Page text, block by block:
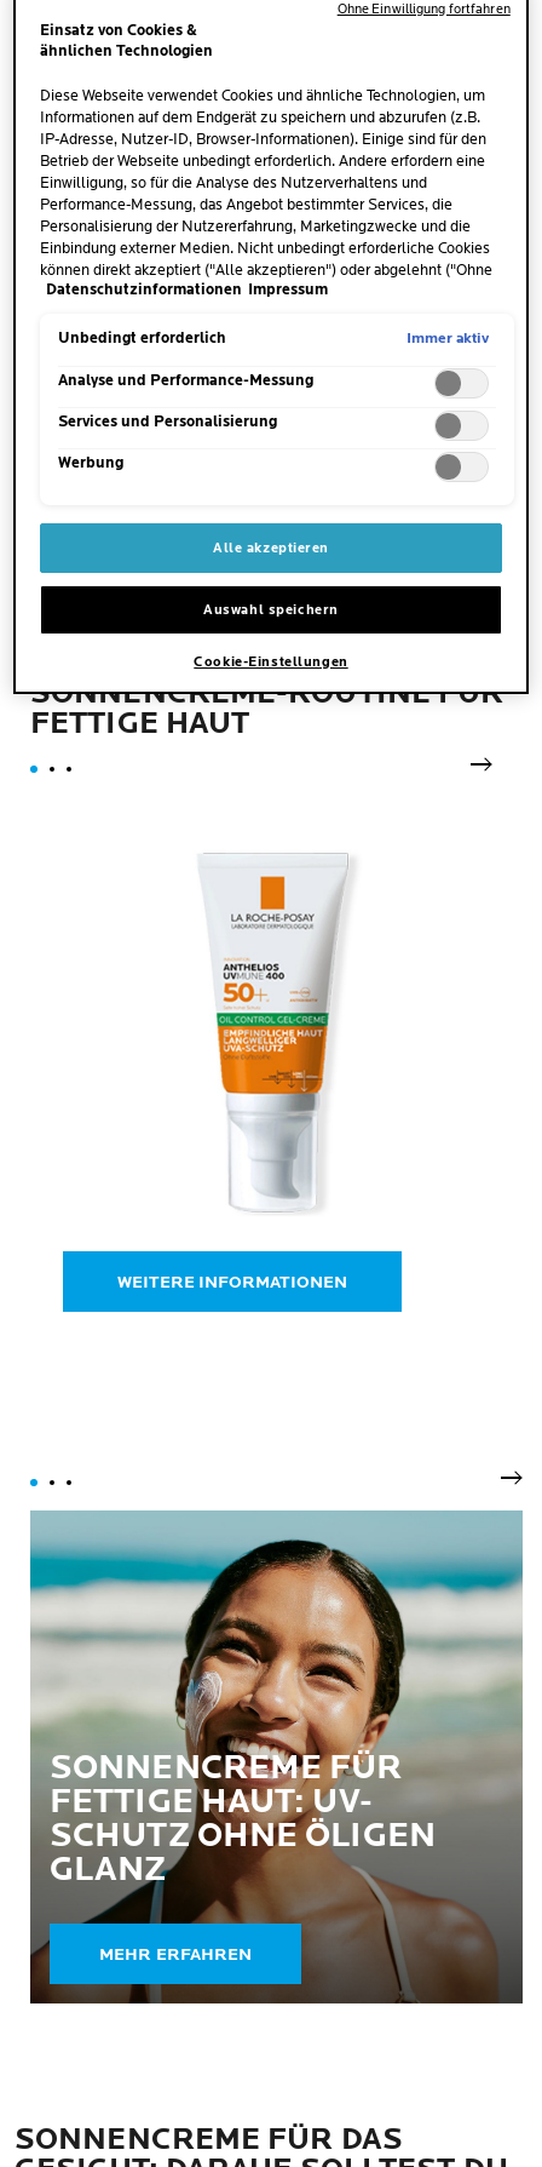
ANTHELIOS
DERMO-PEDIATRICS WET
von
Sternen.
Bewertungen
und UVB-Strahlen.
langhaltend Feuchtigkeit.
JETZT KAUFEN
ANTHELIOS
TRANSPARENTES
von
Sternen.
Mattierend. Anti-Glanz-Finish.
JETZT KAUFEN
DEINE OPTIMALE
SONNENCREME-ROUTINE FÜR
FETTIGE HAUT
next
WEITERE INFORMATIONEN
SONNENCREME FÜR
FETTIGE HAUT: UV-
SCHUTZ OHNE ÖLIGEN
GLANZ
MEHR ERFAHREN
SONNENCREME FÜR DAS
Einsatz von Cookies &
ähnlichen Technologien
Diese Webseite verwendet Cookies und ähnliche Technologien, um
Informationen auf dem Endgerät zu speichern und abzurufen (z.B.
IP-Adresse, Nutzer-ID, Browser-Informationen). Einige sind für den
Betrieb der Webseite unbedingt erforderlich. Andere erfordern eine
Einwilligung, so für die Analyse des Nutzerverhaltens und
Performance-Messung, das Angebot bestimmter Services, die
Personalisierung der Nutzererfahrung, Marketingzwecke und die
Einbindung externer Medien. Nicht unbedingt erforderliche Cookies
können direkt akzeptiert ("Alle akzeptieren") oder abgelehnt ("Ohne
Einwilligung fortfahren") werden. Individuelle Anpassungen der
speichern"). Die Auswahl kann jederzeit unter dem Link "Cookie-
unsere Datenschutzinformationen.
Datenschutzinformationen Impressum
Unbedingt erforderlich Immer aktiv
Analyse und Performance-Messung
Services und Personalisierung
Werbung
Alle akzeptieren
Auswahl speichern
Cookie-Einstellungen
Ohne Einwilligung fortfahren